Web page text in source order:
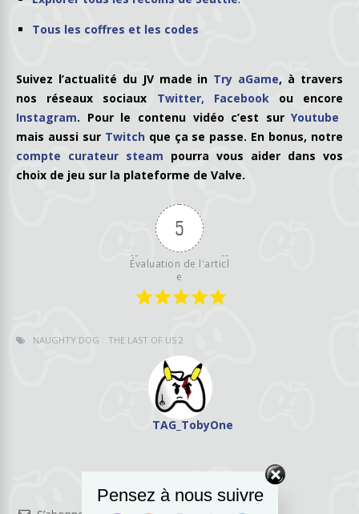
Tous les coffres et les codes
Suivez l’actualité du JV made in Try aGame, à travers
nos réseaux sociaux Twitter, Facebook ou encore
Instagram. Pour le contenu vidéo c’est surYoutube
mais aussi sur Twitch que ça se passe. En bonus, notre
compte curateur steam pourra vous aider dans vos
choix de jeu sur la plateforme de Valve.
5
Évaluation de l'articl
e
NAUGHTY DOG THE LAST OF US 2
TAG_TobyOne
Pensez à nous suivre